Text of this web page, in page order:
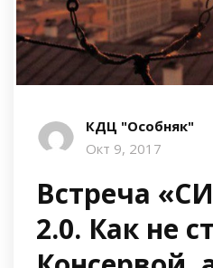
КДЦ "Особняк"
Окт 9, 2017
Встреча
2.0. Как не